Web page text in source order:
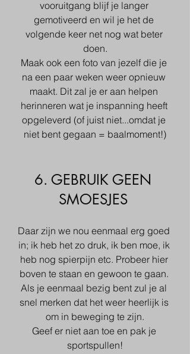
vooruitgang blijf je langer
gemotiveerd en wil je het de
volgende keer net nog wat beter
doen.
Maak ook een foto van jezelf die je
na een paar weken weer opnieuw
maakt. Dit zal je er aan helpen
herinneren wat je inspanning heeft
opgeleverd (of juist niet...omdat je
niet bent gegaan = baalmoment!)
6. GEBRUIK GEEN
SMOESJES
Daar zijn we nou eenmaal erg goed
in; ik heb het zo druk, ik ben moe, ik
heb nog spierpijn etc. Probeer hier
boven te staan en gewoon te gaan.
Als je eenmaal bezig bent zul je al
snel merken dat het weer heerlijk is
om in beweging te zijn.
Geef er niet aan toe en pak je
sportspullen!